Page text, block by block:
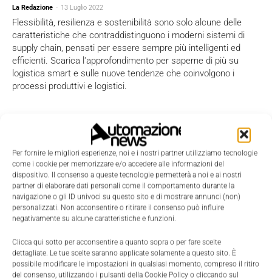
Per fornire le migliori esperienze, noi e i nostri partner utilizziamo tecnologie
come i cookie per memorizzare e/o accedere alle informazioni del
dispositivo. Il consenso a queste tecnologie permetterà a noi e ai nostri
partner di elaborare dati personali come il comportamento durante la
navigazione o gli ID univoci su questo sito e di mostrare annunci (non)
personalizzati. Non acconsentire o ritirare il consenso può influire
negativamente su alcune caratteristiche e funzioni.
Clicca qui sotto per acconsentire a quanto sopra o per fare scelte
dettagliate. Le tue scelte saranno applicate solamente a questo sito. È
possibile modificare le impostazioni in qualsiasi momento, compreso il ritiro
del consenso, utilizzando i pulsanti della Cookie Policy o cliccando sul
La Redazione - 13 Luglio 2022
Flessibilità, resilienza e sostenibilità sono solo alcune delle
caratteristiche che contraddistinguono i moderni sistemi di
supply chain, pensati per essere sempre più intelligenti ed
efficienti. Scarica l'approfondimento per saperne di più su
logistica smart e sulle nuove tendenze che coinvolgono i
processi produttivi e logistici.